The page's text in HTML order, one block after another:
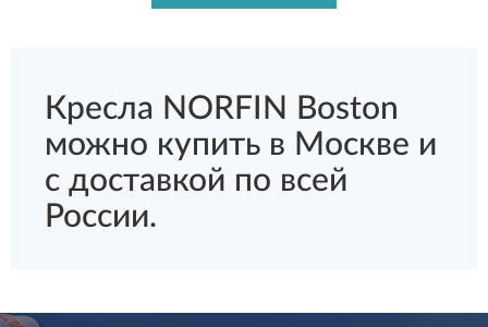
Кресла NORFIN Boston
можно купить в Москве и
с доставкой по всей
России.